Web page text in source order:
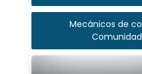
Mecánicos de
Ver